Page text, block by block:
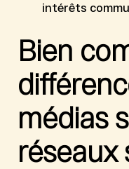
intérêts
Bien
médias
réseaux